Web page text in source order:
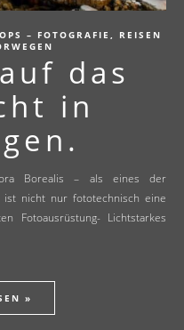
– FOTOGRAFIE, REISEN
das
in
ist nicht nur fototechnisch eine
Fotoausrüstung- Lichtstarkes
»